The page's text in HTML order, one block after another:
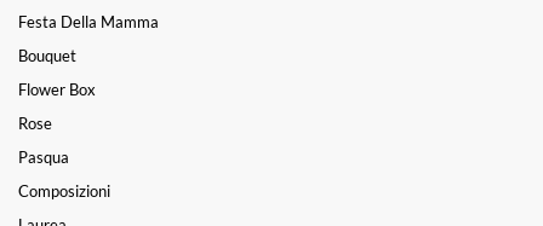
Festa Della Mamma
Bouquet
Flower Box
Rose
Pasqua
Composizioni